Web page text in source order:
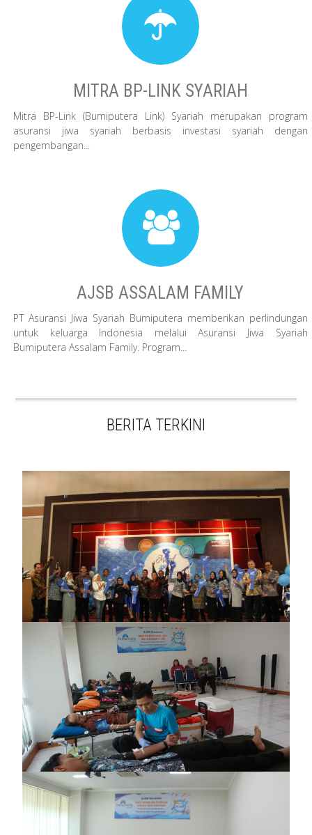
MITRA BP-LINK SYARIAH
Mitra BP-Link (Bumiputera Link) Syariah merupakan program
asuransi jiwa syariah berbasis investasi syariah dengan
pengembangan...
AJSB ASSALAM FAMILY
PT Asuransi Jiwa Syariah Bumiputera memberikan perlindungan
untuk keluarga Indonesia melalui Asuransi Jiwa Syariah
Bumiputera Assalam Family. Program...
BERITA TERKINI